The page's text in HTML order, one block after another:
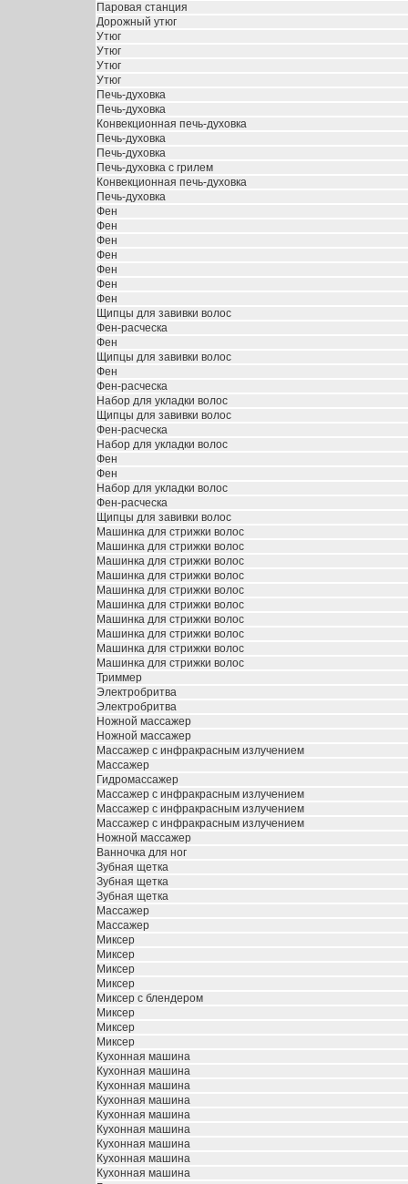
Паровая станция
Дорожный утюг
Утюг
Утюг
Утюг
Утюг
Печь-духовка
Печь-духовка
Конвекционная печь-духовка
Печь-духовка
Печь-духовка
Печь-духовка с грилем
Конвекционная печь-духовка
Печь-духовка
Фен
Фен
Фен
Фен
Фен
Фен
Фен
Щипцы для завивки волос
Фен-расческа
Фен
Щипцы для завивки волос
Фен
Фен-расческа
Набор для укладки волос
Щипцы для завивки волос
Фен-расческа
Набор для укладки волос
Фен
Фен
Набор для укладки волос
Фен-расческа
Щипцы для завивки волос
Машинка для стрижки волос
Машинка для стрижки волос
Машинка для стрижки волос
Машинка для стрижки волос
Машинка для стрижки волос
Машинка для стрижки волос
Машинка для стрижки волос
Машинка для стрижки волос
Машинка для стрижки волос
Машинка для стрижки волос
Триммер
Электробритва
Электробритва
Ножной массажер
Ножной массажер
Массажер с инфракрасным излучением
Массажер
Гидромассажер
Массажер с инфракрасным излучением
Массажер с инфракрасным излучением
Массажер с инфракрасным излучением
Ножной массажер
Ванночка для ног
Зубная щетка
Зубная щетка
Зубная щетка
Массажер
Массажер
Миксер
Миксер
Миксер
Миксер
Миксер с блендером
Миксер
Миксер
Миксер
Кухонная машина
Кухонная машина
Кухонная машина
Кухонная машина
Кухонная машина
Кухонная машина
Кухонная машина
Кухонная машина
Кухонная машина